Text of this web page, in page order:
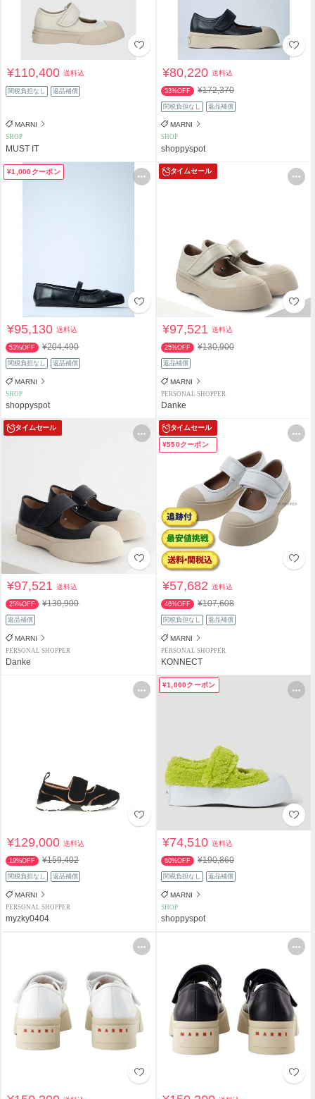
¥110,400送料込
関税負担なし 返品補償
MARNI
SHOP
MUST IT
¥80,220送料込
53%OFF ¥172,370
関税負担なし 返品補償
MARNI
SHOP
shoppyspot
¥1,000クーポン
¥95,130送料込
53%OFF ¥204,490
関税負担なし 返品補償
MARNI
SHOP
shoppyspot
タイムセール
¥97,521送料込
25%OFF ¥130,900
返品補償
MARNI
PERSONAL SHOPPER
Danke
タイムセール
¥97,521送料込
25%OFF ¥130,900
返品補償
MARNI
PERSONAL SHOPPER
Danke
タイムセール
¥550クーポン
¥57,682送料込
46%OFF ¥107,608
関税負担なし 返品補償
MARNI
PERSONAL SHOPPER
KONNECT
¥129,000送料込
19%OFF ¥159,402
関税負担なし 返品補償
MARNI
PERSONAL SHOPPER
myzky0404
¥1,000クーポン
¥74,510送料込
60%OFF ¥190,860
関税負担なし 返品補償
MARNI
SHOP
shoppyspot